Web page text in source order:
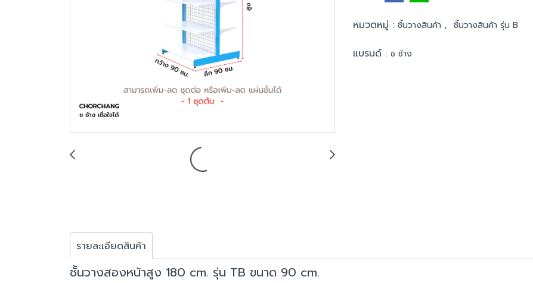
หมวดหมู่ : ชั้นวางสินค้า , ชั้นวางสินค้า รุ่น B
แบรนด์ : ช ช้าง
รายละเอียดสินค้า
ชั้นวางสองหน้าสูง 180 cm. รุ่น TB ขนาด 90 cm.